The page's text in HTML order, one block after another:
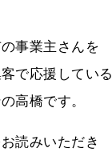
事業主さんを
で応援している
高橋です。
読みいただき
た…